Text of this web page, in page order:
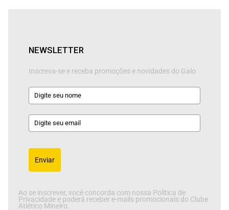
NEWSLETTER
Inscreva-se e receba promoções e novidades do Galo
Enviar
Ao se inscrever, você concorda com nossa Política de
Privacidade e poderá receber e-mails promocionais do Clube
Atlético Mineiro.